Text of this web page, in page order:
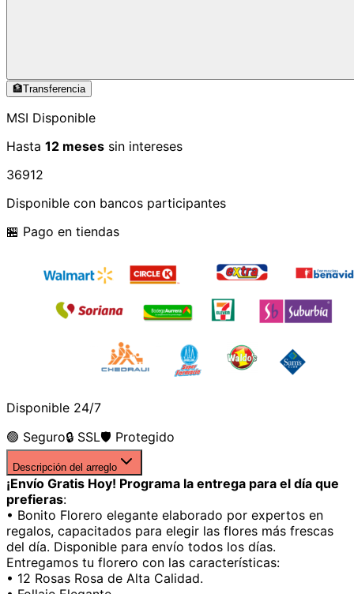
🏦Transferencia
MSI Disponible
Hasta 12 meses sin intereses
36912
Disponible con bancos participantes
🏪 Pago en tiendas
Disponible 24/7
🟢 Seguro🔒 SSL🛡️ Protegido
Descripción del arreglo
¡Envío Gratis Hoy! Programa la entrega para el día que
prefieras:
• Bonito Florero elegante elaborado por expertos en
regalos, capacitados para elegir las flores más frescas
del día. Disponible para envío todos los días.
Entregamos tu florero con las características:
• 12 Rosas Rosa de Alta Calidad.